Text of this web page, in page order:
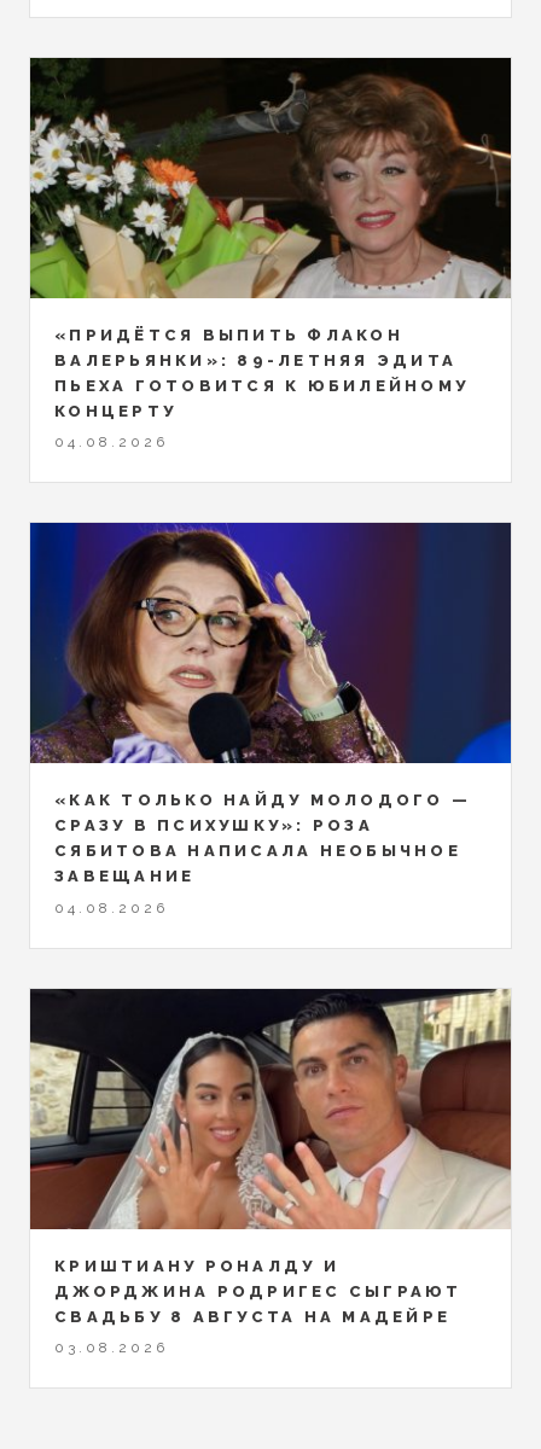
«ПРИДЁТСЯ ВЫПИТЬ ФЛАКОН
ВАЛЕРЬЯНКИ»: 89-ЛЕТНЯЯ ЭДИТА
ПЬЕХА ГОТОВИТСЯ К ЮБИЛЕЙНОМУ
КОНЦЕРТУ
04.08.2026
«КАК ТОЛЬКО НАЙДУ МОЛОДОГО —
СРАЗУ В ПСИХУШКУ»: РОЗА
СЯБИТОВА НАПИСАЛА НЕОБЫЧНОЕ
ЗАВЕЩАНИЕ
04.08.2026
КРИШТИАНУ РОНАЛДУ И
ДЖОРДЖИНА РОДРИГЕС СЫГРАЮТ
СВАДЬБУ 8 АВГУСТА НА МАДЕЙРЕ
03.08.2026